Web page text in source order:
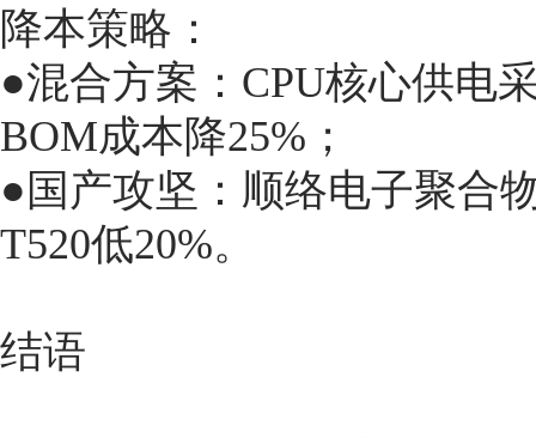
降本策略：
●混合方案：CPU核心供电
BOM成本降25%；
●国产攻坚：顺络电子聚合
T520低20%。
结语